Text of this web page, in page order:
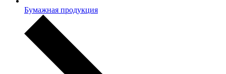
Бумажная продукция